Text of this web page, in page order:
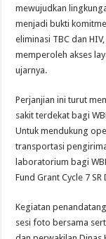
mewujudkan
menjadi bukti
eliminasi TBC dan
memperoleh akses
ujarnya.
Perjanjian ini turut
sakit terdekat bagi
Untuk mendukung
transportasi
laboratorium bagi
Fund Grant Cycle 7
Kegiatan
sesi foto bersama